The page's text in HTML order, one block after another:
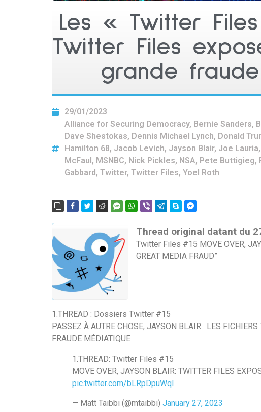
Les « Twitter
Twitter Files
grande
29/01/2023
Alliance for Securing Democracy, Bernie Sanders,
Dave Shestokas, Dennis Michael Lynch, Donald
Hamilton 68, Jacob Levich, Jayson Blair, Joe Lauria,
McFaul , MSNBC, Nick Pickles, NSA, Pete Buttigieg,
Gabbard , Twitter, Twitter Files, Yoel Roth
Thread original datant du
Twitter Files #15 MOVE OVER,
GREAT MEDIA FRAUD”
1.THREAD : Dossiers Twitter #15
PASSEZ À AUTRE CHOSE, JAYSON BLAIR : LES
FRAUDE MÉDIATIQUE
1.THREAD: Twitter Files #15
MOVE OVER, JAYSON BLAIR: TWITTER FILES
pic.twitter.com/bLRpDpuWql
— Matt Taibbi (@mtaibbi) January 27, 2023